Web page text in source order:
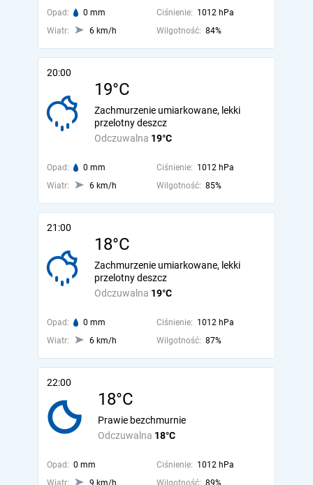
Opad: 0 mm Ciśnienie: 1012 hPa
Wiatr:
6 km/h Wilgotność: 84%
20:00
19°C
Odczuwalna 19°C
Zachmurzenie umiarkowane, lekki
przelotny deszcz
Opad: 0 mm Ciśnienie: 1012 hPa
Wiatr:
6 km/h Wilgotność: 85%
21:00
18°C
Odczuwalna 19°C
Zachmurzenie umiarkowane, lekki
przelotny deszcz
Opad: 0 mm Ciśnienie: 1012 hPa
Wiatr:
6 km/h Wilgotność: 87%
22:00
18°C
Odczuwalna 18°C
Prawie bezchmurnie
Opad: 0 mm Ciśnienie: 1012 hPa
Wiatr:
9 km/h Wilgotność: 89%